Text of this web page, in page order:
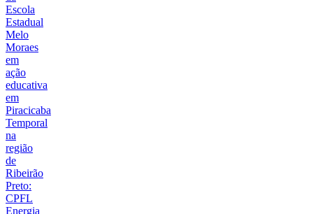
Escola
Estadual
Melo
Moraes
em
ação
educativa
em
Piracicaba
Temporal
na
região
de
Ribeirão
Preto:
CPFL
Energia